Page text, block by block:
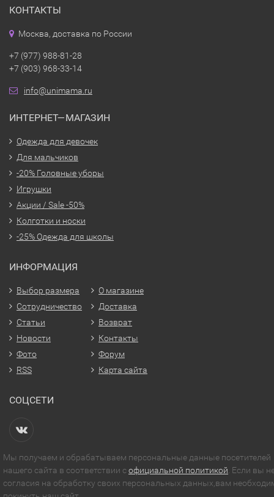
КОНТАКТЫ
Москва, доставка по России
+7 (977) 988-81-28
+7 (903) 968-33-14
info@unimama.ru
ИНТЕРНЕТ—МАГАЗИН
Одежда для девочек
Для мальчиков
-20% Головные уборы
Игрушки
Акции / Sale -50%
Колготки и носки
-25% Одежда для школы
ИНФОРМАЦИЯ
Выбор размера
Сотрудничество
Статьи
Новости
Фото
RSS
О магазине
Доставка
Возврат
Контакты
Форум
Карта сайта
СОЦСЕТИ
Мы получаем и обрабатываем персональные данные посетителей
нашего сайта в соответствии софициальной политикой . Если вы
согласия на обработку своих персональных данных,вам